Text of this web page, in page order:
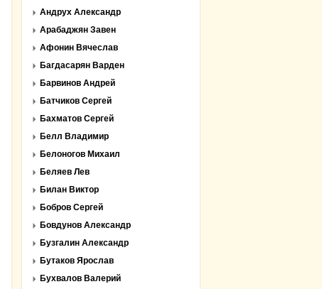
Андрух Александр
Арабаджян Завен
Афонин Вячеслав
Багдасарян Варден
Барвинов Андрей
Батчиков Сергей
Бахматов Сергей
Белл Владимир
Белоногов Михаил
Беляев Лев
Билан Виктор
Бобров Сергей
Бовдунов Александр
Бузгалин Александр
Бутаков Ярослав
Бухвалов Валерий